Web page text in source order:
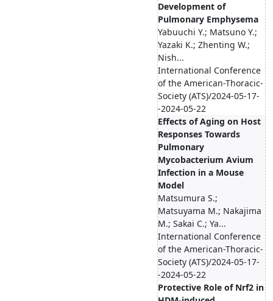
Development of
Pulmonary Emphysema
Yabuuchi Y.; Matsuno Y.;
Yazaki K.; Zhenting W.;
Nish...
International Conference
of the American-Thoracic-
Society (ATS)/2024-05-17-
-2024-05-22
Effects of Aging on Host
Responses Towards
Pulmonary
Mycobacterium Avium
Infection in a Mouse
Model
Matsumura S.;
Matsuyama M.; Nakajima
M.; Sakai C.; Ya...
International Conference
of the American-Thoracic-
Society (ATS)/2024-05-17-
-2024-05-22
Protective Role of Nrf2 in